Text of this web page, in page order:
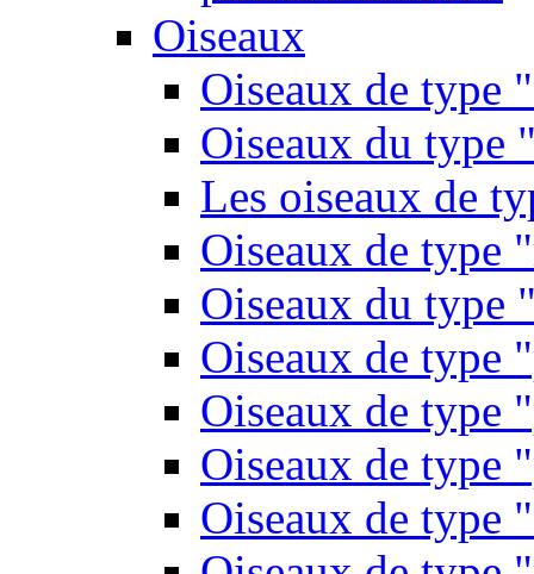
Oiseaux
Oiseaux de type
Oiseaux du type
Les oiseaux de
Oiseaux de type
Oiseaux du type
Oiseaux de type
Oiseaux de type
Oiseaux de type
Oiseaux de type